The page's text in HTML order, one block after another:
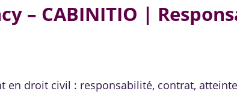
– CABINITIO |
en droit civil : responsabilité, contrat,